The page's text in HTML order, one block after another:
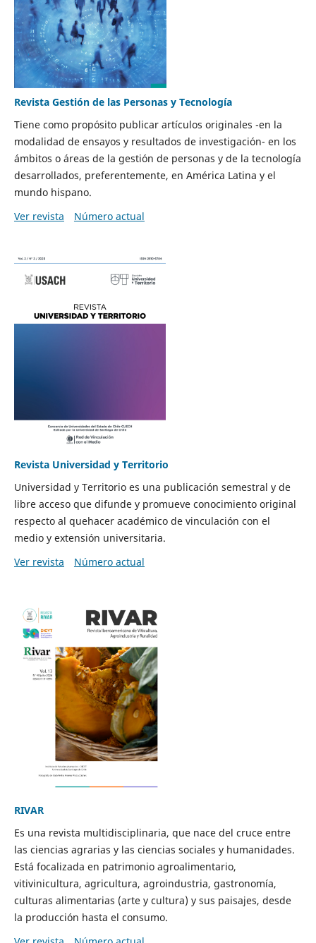
Revista Gestión de las Personas y Tecnología
Tiene como propósito publicar artículos originales -en la
modalidad de ensayos y resultados de investigación- en los
ámbitos o áreas de la gestión de personas y de la tecnología
desarrollados, preferentemente, en América Latina y el
mundo hispano.
Ver revista
Número actual
Revista Universidad y Territorio
Universidad y Territorio es una publicación semestral y de
libre acceso que difunde y promueve conocimiento original
respecto al quehacer académico de vinculación con el
medio y extensión universitaria.
Ver revista
Número actual
RIVAR
Es una revista multidisciplinaria, que nace del cruce entre
las ciencias agrarias y las ciencias sociales y humanidades.
Está focalizada en patrimonio agroalimentario,
vitivinicultura, agricultura, agroindustria, gastronomía,
culturas alimentarias (arte y cultura) y sus paisajes, desde
la producción hasta el consumo.